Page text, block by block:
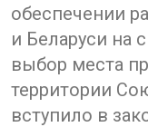
обеспечении
и Беларуси на
выбор места
территории
вступило в